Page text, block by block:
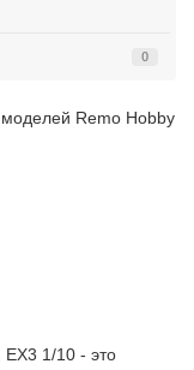
0
Remo Hobby
1/10 - это